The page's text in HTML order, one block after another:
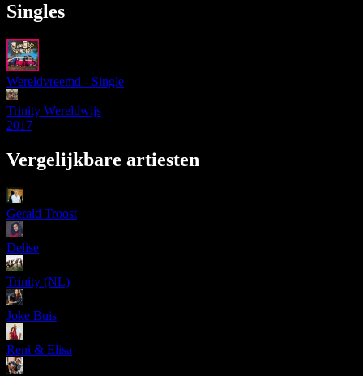
Singles
Wereldvreemd - Single
Trinity Wereldwijs
2017
Vergelijkbare artiesten
Gerald Troost
Delise
Trinity (NL)
Joke Buis
Reni & Elisa